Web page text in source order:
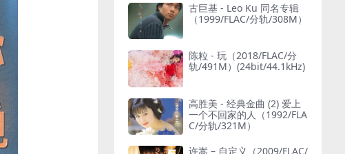
古巨基 - Leo Ku 同名专辑
（1999/FLAC/分轨/308M）
陈粒 - 玩（2018/FLAC/分
轨/491M）(24bit/44.1kHz)
高胜美 - 经典金曲 (2) 爱上
一个不回家的人（1992/FLA
C/分轨/321M）
许嵩 – 自定义（2009/FLAC/